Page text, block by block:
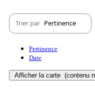
Trier par Pertinence
Pertinence
Date
Afficher la carte (contenu